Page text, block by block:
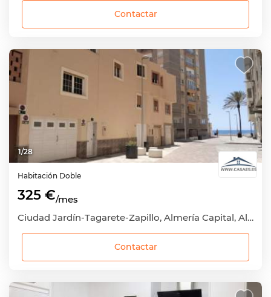
Contactar
1/28
Habitación Doble
325 €/mes
Ciudad Jardín-Tagarete-Zapillo, Almería Capital, Almería
Contactar